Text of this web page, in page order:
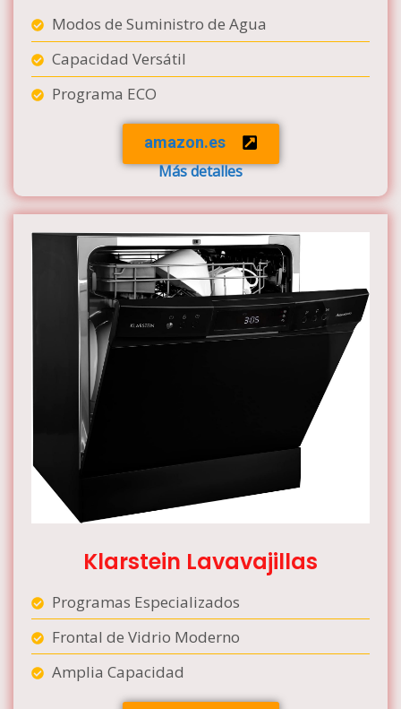
Modos de Suministro de Agua
Capacidad Versátil
Programa ECO
amazon.es
Más detalles
Klarstein Lavavajillas
Programas Especializados
Frontal de Vidrio Moderno
Amplia Capacidad